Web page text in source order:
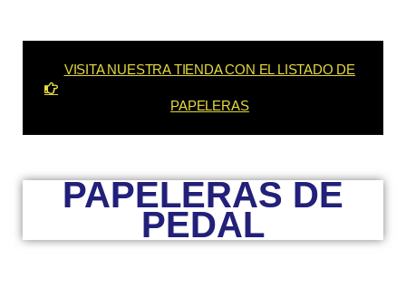
VISITA NUESTRA TIENDA CON EL LISTADO DE
PAPELERAS
PAPELERAS DE
PEDAL